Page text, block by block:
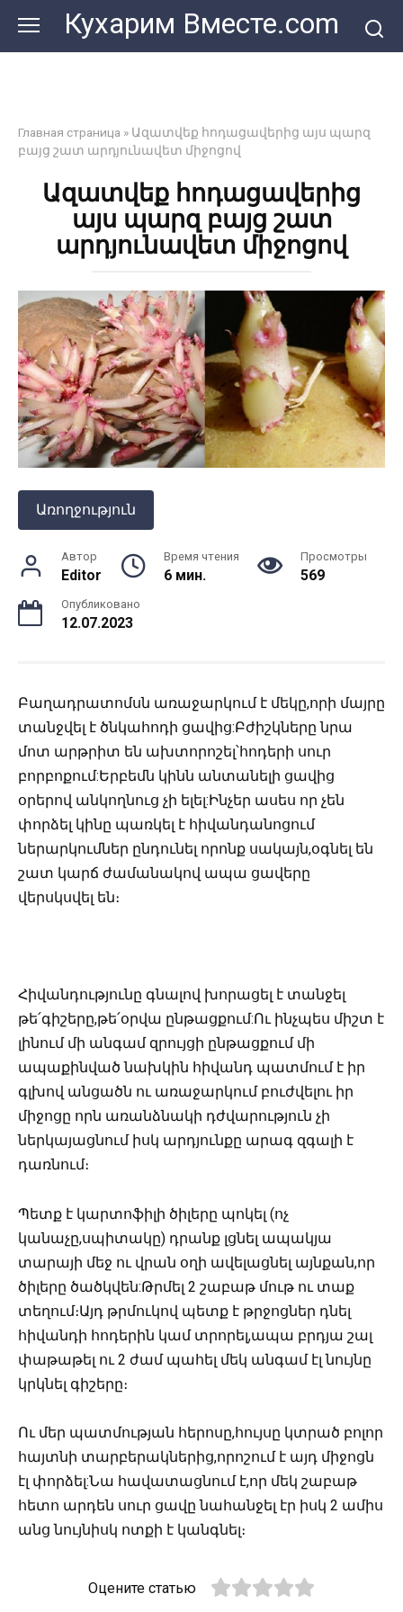
контенту
Кухарим Вместе.com
Главная страница » Ազատվեք հոդացավերից այս պարզ
բայց շատ արդյունավետ միջոցով
Ազատվեք հոդացավերից
այս պարզ բայց շատ
արդյունավետ միջոցով
Առողջություն
Автор
Editor
Время чтения
6 мин.
Просмотры
569
Опубликовано
12.07.2023
Բաղադրատոմսն առաջարկում է մեկը,որի մայրը
տանջվել է ծնկահոդի ցավից:Բժիշկները նրա
մոտ արթրիտ են ախտորոշել՝հոդերի սուր
բորբոքում:Երբեմն կինն անտանելի ցավից
օրերով անկողնուց չի ելել:Ինչեր ասես որ չեն
փորձել կինը պառկել է հիվանդանոցում
ներարկումներ ընդունել որոնք սակայն,օգնել են
շատ կարճ ժամանակով ապա ցավերը
վերսկսվել են։
Հիվանդությունը գնալով խորացել է տանջել
թե՛գիշերը,թե՛օրվա ընթացքում:Ու ինչպես միշտ է
լինում մի անգամ զրույցի ընթացքում մի
ապաքինված նախկին հիվանդ պատմում է իր
գլխով անցածն ու առաջարկում բուժվելու իր
միջոցը որն առանձնակի դժվարություն չի
ներկայացնում իսկ արդյունքը արագ զգալի է
դառնում։
Պետք է կարտոֆիլի ծիլերը պոկել (ոչ
կանաչը,սպիտակը) դրանք լցնել ապակյա
տարայի մեջ ու վրան օղի ավելացնել այնքան,որ
ծիլերը ծածկվեն:Թրմել 2 շաբաթ մութ ու տաք
տեղում։Այդ թրմուկով պետք է թրջոցներ դնել
հիվանդի հոդերին կամ տրորել,ապա բրդյա շալ
փաթաթել ու 2 ժամ պահել մեկ անգամ էլ նույնը
կրկնել գիշերը։
Ու մեր պատմության հերոսը,հույսը կտրած բոլոր
հայտնի տարբերակներից,որոշում է այդ միջոցն
էլ փորձել:Նա հավատացնում է,որ մեկ շաբաթ
հետո արդեն սուր ցավը նահանջել էր իսկ 2 ամիս
անց նույնիսկ ոտքի է կանգնել։
Оцените статью